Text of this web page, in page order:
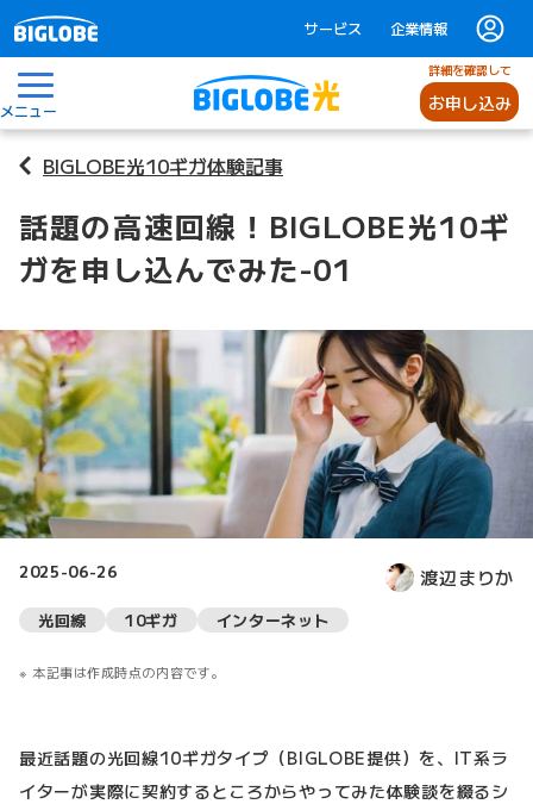
サービス 企業情報
メニュー
詳細を確認して
お申し込み
BIGLOBE光10ギガ体験記事
話題の高速回線！BIGLOBE光10ギ
ガを申し込んでみた-01
2025-06-26 渡辺まりか
光回線 10ギガ インターネット
本記事は作成時点の内容です。
最近話題の光回線10ギガタイプ（BIGLOBE提供）を、IT系ラ
イターが実際に契約するところからやってみた体験談を綴るシ